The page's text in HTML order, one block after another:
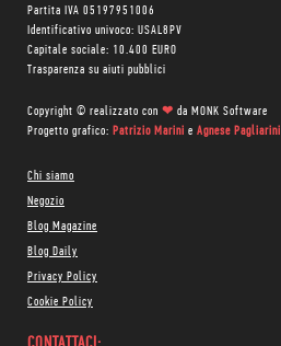
Partita IVA 05197951006
Identificativo univoco: USAL8PV
Capitale sociale: 10.400 EURO
Trasparenza su aiuti pubblici
Copyright © realizzato con ❤ da MONK Software
Progetto grafico: Patrizio Marini e Agnese Pagliarini
Chi siamo
Negozio
Blog Magazine
Blog Daily
Privacy Policy
Cookie Policy